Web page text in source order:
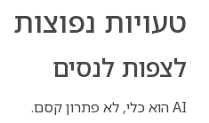
טעויות נפוצות
לצפות לנסים
AI הוא כלי, לא פתרון קסם.